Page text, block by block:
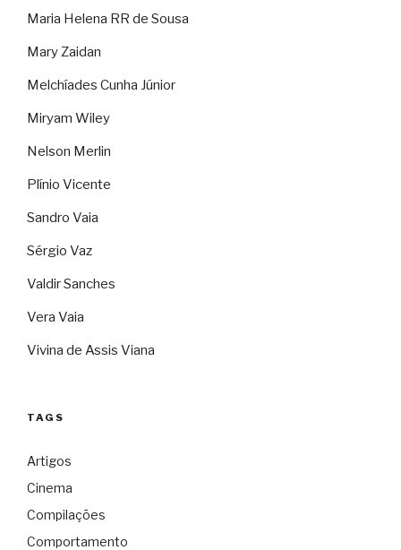
Maria Helena RR de Sousa
Mary Zaidan
Melchíades Cunha Júnior
Miryam Wiley
Nelson Merlin
Plínio Vicente
Sandro Vaia
Sérgio Vaz
Valdir Sanches
Vera Vaia
Vivina de Assis Viana
TAGS
Artigos
Cinema
Compilações
Comportamento